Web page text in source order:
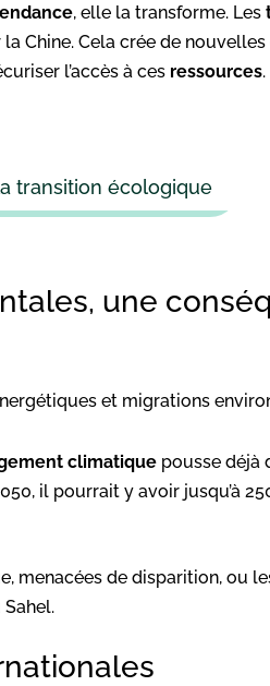
, elle la transforme. Les
Chine. Cela crée de nouvelles
l’accès à ces ressources.
transition écologique
une
climatique pousse déjà
il pourrait y avoir jusqu’à
menacées de disparition, ou